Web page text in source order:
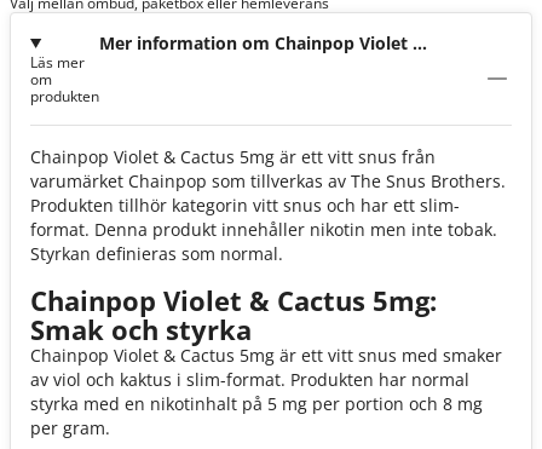
Mer information om Chainpop Violet &
Läs mer
om
produkten
Chainpop Violet & Cactus 5mg är ett vitt snus från
varumärket Chainpop som tillverkas av The Snus Brothers.
Produkten tillhör kategorin vitt snus och har ett slim-
format. Denna produkt innehåller nikotin men inte tobak.
Styrkan definieras som normal.
Chainpop Violet & Cactus 5mg:
Smak och styrka
Chainpop Violet & Cactus 5mg är ett vitt snus med smaker
av viol och kaktus i slim-format. Produkten har normal
styrka med en nikotinhalt på 5 mg per portion och 8 mg
per gram.